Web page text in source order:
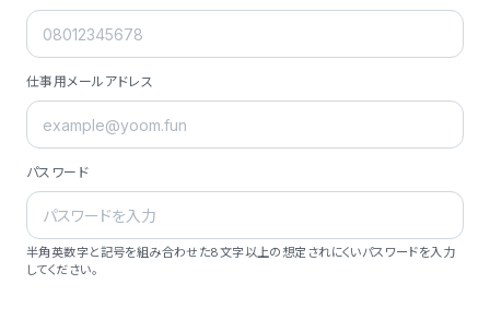
仕事用メールアドレス
パスワード
半角英数字と記号を組み合わせた8文字以上の想定されにくいパスワードを入力
してください。